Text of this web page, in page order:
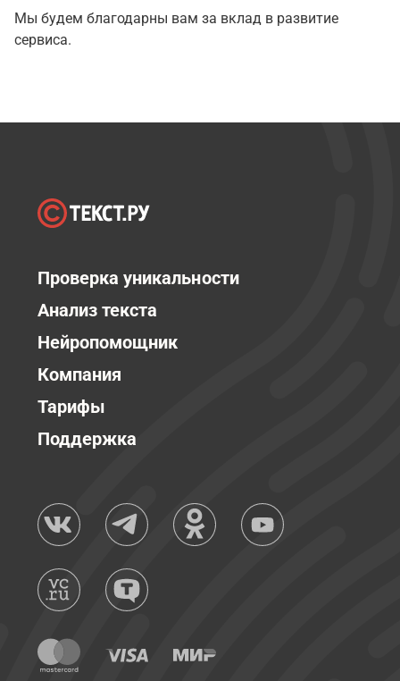
Мы будем благодарны вам за вклад в развитие
сервиса.
Проверка уникальности
Анализ текста
Нейропомощник
Компания
Тарифы
Поддержка